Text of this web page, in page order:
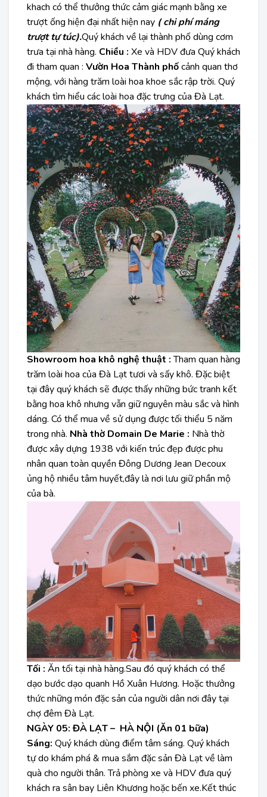
khach có thể thưởng thức cảm giác mạnh bằng xe
trượt ống hiện đại nhất hiện nay ( chi phí máng
trượt tự túc).Quý khách về lại thành phố dùng cơm
trưa tại nhà hàng. Chiều : Xe và HDV đưa Quý khách
đi tham quan : Vườn Hoa Thành phốcảnh quan thơ
mộng, với hàng trăm loài hoa khoe sắc rập trời. Quý
khách tìm hiểu các loài hoa đặc trưng của Đà Lạt.
Showroom hoa khô nghệ thuật :Tham quan hàng
trăm loài hoa của Đà Lạt tươi và sấy khô. Đặc biệt
tại đây quý khách sẽ được thấy những bức tranh kết
bằng hoa khô nhưng vẫn giữ nguyên màu sắc và hình
dáng. Có thể mua về sử dụng được tối thiểu 5 năm
trong nhà. Nhà thờ Domain De Marie : Nhà thờ
được xây dựng 1938 với kiến trúc đẹp được phu
nhân quan toàn quyền Đông Dương Jean Decoux
ủng hộ nhiều tâm huyết,đây là nơi lưu giữ phần mộ
của bà.
Tối : Ăn tối tại nhà hàng.Sau đó quý khách có thể
dạo bước dạo quanh Hồ Xuân Hương. Hoặc thưởng
thức những món đặc sản của người dân nơi đây tại
chợ đêm Đà Lạt.
NGÀY 05: ĐÀ LẠT – HÀ NỘI (Ăn 01 bữa)
Sáng: Quý khách dùng điểm tâm sáng. Quý khách
tự do khám phá & mua sắm đặc sản Đà Lạt về làm
quà cho người thân. Trả phòng xe và HDV đưa quý
khách ra sân bay Liên Khương hoặc bến xe.Kết thúc